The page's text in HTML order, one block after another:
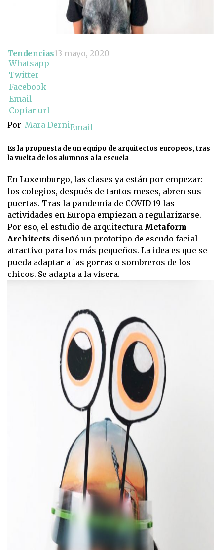
Tendencias13 mayo, 2020
Whatsapp
Twitter
Facebook
Email
Copiar url
Por Mara DerniEmail
Es la propuesta de un equipo de arquitectos europeos, tras
la vuelta de los alumnos a la escuela
En Luxemburgo, las clases ya están por empezar:
los colegios, después de tantos meses, abren sus
puertas. Tras la pandemia de COVID 19 las
actividades en Europa empiezan a regularizarse.
Por eso, el estudio de arquitectura Metaform
Architects diseñó un prototipo de escudo facial
atractivo para los más pequeños. La idea es que se
pueda adaptar a las gorras o sombreros de los
chicos. Se adapta a la visera.